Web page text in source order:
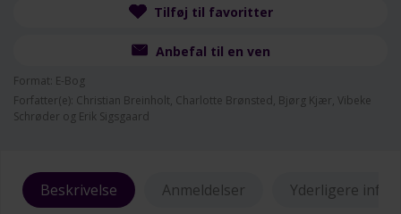
Tilføj til favoritter
Anbefal til en ven
Format: E-Bog
Forfatter(e): Christian Breinholt, Charlotte Brønsted, Bjørg Kjær, Vibeke
Schrøder og Erik Sigsgaard
Beskrivelse Anmeldelser Yderligere info